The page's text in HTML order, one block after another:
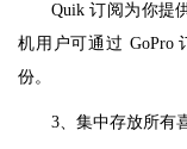
Quik 订阅为你提
机用户可通过 GoPro
份。
3、集中存放所有